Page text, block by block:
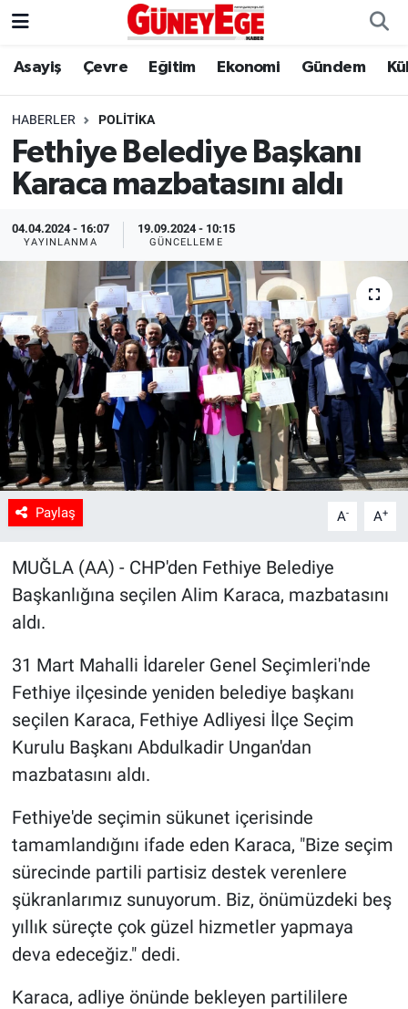
Asayiş Çevre Eğitim Ekonomi Gündem
HABERLER POLITIKA
Fethiye Belediye Başkanı
Karaca mazbatasını aldı
04.04.2024 - 16:07
YAYINLANMA
19.09.2024 - 10:15
GÜNCELLEME
Paylaş A- A+
MUĞLA (AA) - CHP'den Fethiye Belediye
Başkanlığına seçilen Alim Karaca, mazbatasını
aldı.
31 Mart Mahalli İdareler Genel Seçimleri'nde
Fethiye ilçesinde yeniden belediye başkanı
seçilen Karaca, Fethiye Adliyesi İlçe Seçim
Kurulu Başkanı Abdulkadir Ungan'dan
mazbatasını aldı.
Fethiye'de seçimin sükunet içerisinde
tamamlandığını ifade eden Karaca, "Bize seçim
sürecinde partili partisiz destek verenlere
şükranlarımız sunuyorum. Biz, önümüzdeki beş
yıllık süreçte çok güzel hizmetler yapmaya
deva edeceğiz." dedi.
Karaca, adliye önünde bekleyen partililere
Asayiş
Çevre
Eğitim
Kültür Sanat
Magazin
Politika
Sağlık
Spor
Tarım
İstanbul Hava Durumu
İstanbul Trafik Yoğunluk Haritası
Süper Lig Puan Durumu ve Fikstür
Haber Arşivi